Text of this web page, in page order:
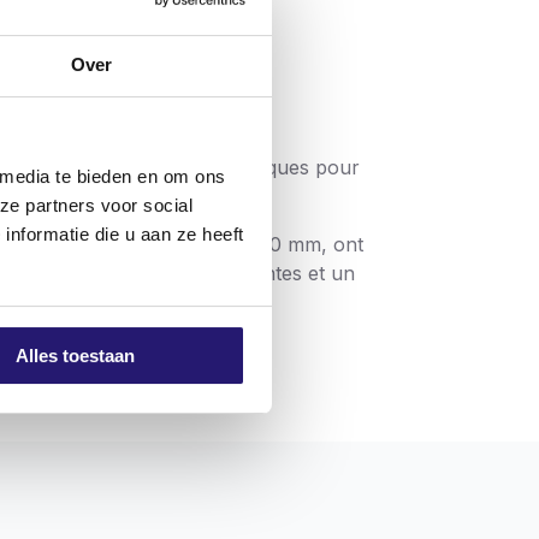
Over
te bieden en om ons
partners voor social
die u aan ze heeft
Alles toestaan
des caractéristiques spécifiques pour
vis plus longues, de 60 à 200 mm, ont
sont de plus en plus puissantes et un
A les plus connues :